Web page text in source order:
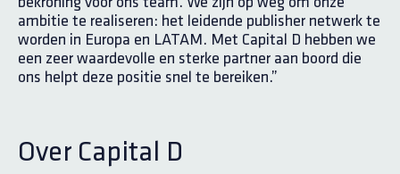
ambitie te realiseren: het leidende publisher netwerk te
worden in Europa en LATAM. Met Capital D hebben we
een zeer waardevolle en sterke partner aan boord die
ons helpt deze positie snel te bereiken.”
Over Capital D